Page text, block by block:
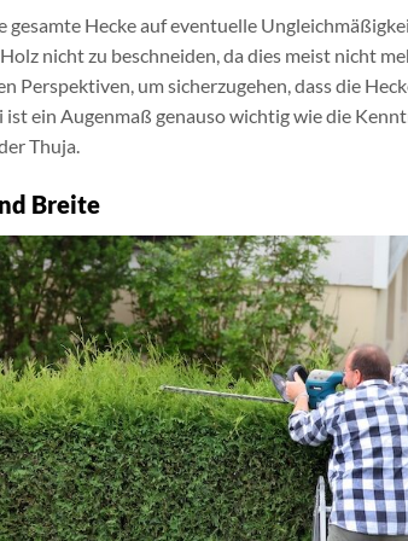
gesamte Hecke auf eventuelle
nicht zu beschneiden, da dies meist nicht
Perspektiven, um sicherzugehen, dass die
ein Augenmaß genauso wichtig wie die
Thuja.
Breite